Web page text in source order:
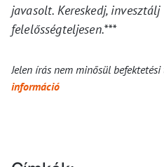
javasolt. Kereskedj, invesztálj
felelősségteljesen.***
Jelen írás nem minősül
információ